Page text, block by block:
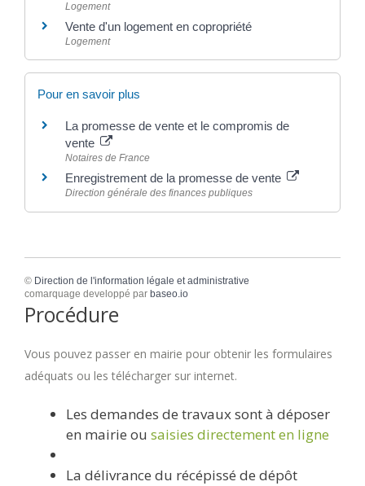
Logement
Vente d'un logement en copropriété
Logement
Pour en savoir plus
La promesse de vente et le compromis de
vente
Notaires de France
Enregistrement de la promesse de vente
Direction générale des finances publiques
© Direction de l'information légale et administrative
comarquage developpé par baseo.io
Procédure
Vous pouvez passer en mairie pour obtenir les formulaires
adéquats ou les télécharger sur internet.
Les demandes de travaux sont à déposer
en mairie ou saisies directement en ligne
La délivrance du récépissé de dépôt